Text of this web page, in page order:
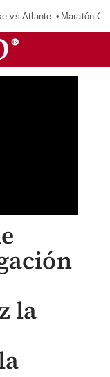
vs Atlante Maratón
la